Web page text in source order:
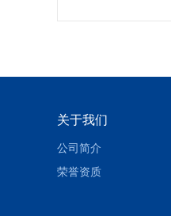
关于我们
公司简介
荣誉资质